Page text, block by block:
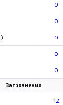
0
0
0
0
0
Загрязнения
12